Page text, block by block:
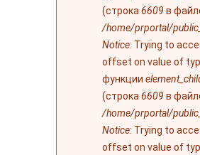
(строка 6609 в
/home/prportal/
Notice: Trying to
offset on value of
функции
(строка 6609 в
/home/prportal/
Notice: Trying to
offset on value of